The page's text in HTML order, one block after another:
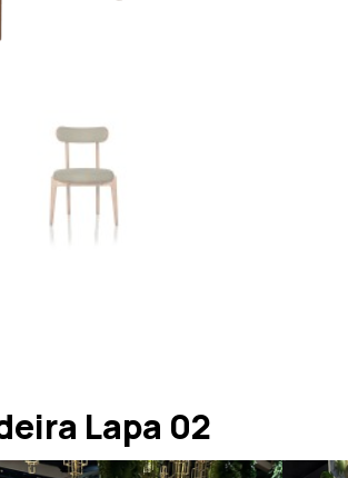
Lapa 02